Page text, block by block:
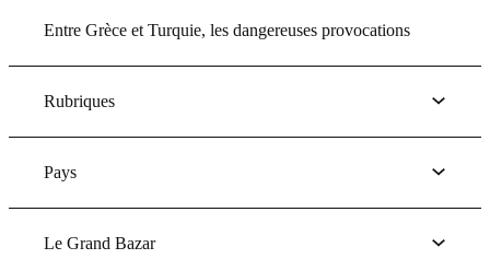
Entre Grèce et Turquie, les dangereuses provocations
Rubriques
Pays
Le Grand Bazar